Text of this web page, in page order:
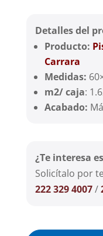
Detalles del
Producto:
Carrara
Medidas:
m2/ caja:
Acabado:
¿Te interesa
Solicítalo por
222 329 4007/